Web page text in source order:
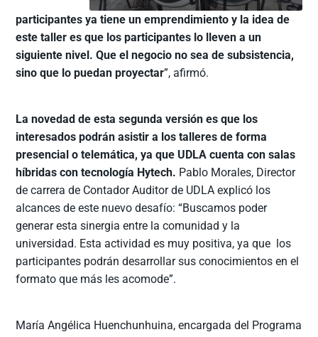
participantes ya tiene un emprendimiento y la idea de
este taller es que los participantes lo lleven a un
siguiente nivel. Que el negocio no sea de subsistencia,
sino que lo puedan proyectar”, afirmó.
La novedad de esta segunda versión es que los
interesados podrán asistir a los talleres de forma
presencial o telemática, ya que UDLA cuenta con salas
híbridas con tecnología Hytech. Pablo Morales, Director
de carrera de Contador Auditor de UDLA explicó los
alcances de este nuevo desafío: “Buscamos poder
generar esta sinergia entre la comunidad y la
universidad. Esta actividad es muy positiva, ya que los
participantes podrán desarrollar sus conocimientos en el
formato que más les acomode”.
María Angélica Huenchunhuina, encargada del Programa